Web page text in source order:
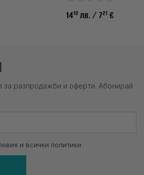
1410 лв. / 721 €
за разпродажби и оферти. Абонирай
и всички политики